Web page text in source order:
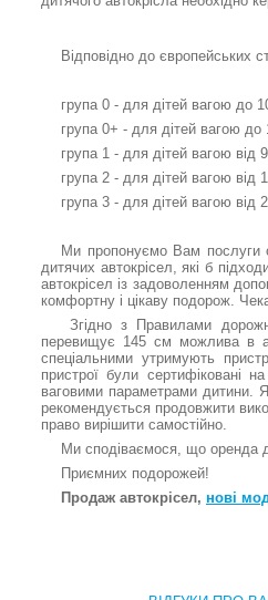
Відповідно до європейських
група 0 - для дітей вагою до
група 0+ - для дітей вагою до
група 1 - для дітей вагою від
група 2 - для дітей вагою від
група 3 - для дітей вагою від
Ми пропонуємо Вам послуги
дитячих автокрісел, які б
автокрісел із задоволенням
комфортну і цікаву подорож.
Згідно з Правилами
перевищує 145 см можлива в
спеціальними утримують
пристрої були сертифіковані
ваговими параметрами дитини.
рекомендується продовжити
право вирішити самостійно.
Ми сподіваємося, що оренда
Приємних подорожей!
Продаж автокрісел, нові